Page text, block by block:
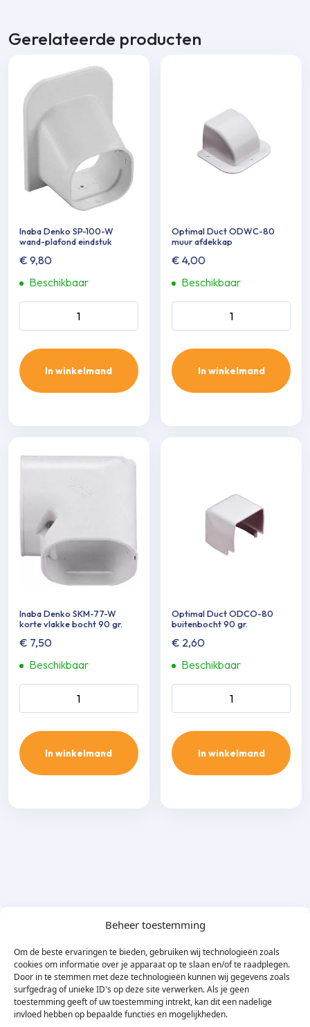
Beheer toestemming
Om de beste ervaringen te bieden, gebruiken wij technologieën zoals
cookies om informatie over je apparaat op te slaan en/of te raadplegen.
Door in te stemmen met deze technologieën kunnen wij gegevens zoals
surfgedrag of unieke ID's op deze site verwerken. Als je geen
toestemming geeft of uw toestemming intrekt, kan dit een nadelige
invloed hebben op bepaalde functies en mogelijkheden.
Gerelateerde producten
Inaba Denko SP-100-W
wand-plafond eindstuk
€ 9,80
Beschikbaar
In winkelmand
Optimal Duct ODWC-80
muur afdekkap
€ 4,00
Beschikbaar
In winkelmand
Inaba Denko SKM-77-W
korte vlakke bocht 90 gr.
€ 7,50
Beschikbaar
In winkelmand
Optimal Duct ODCO-80
buitenbocht 90 gr.
€ 2,60
Beschikbaar
In winkelmand
Omschrijving
Met de Inaba Denko SWC muurrozet kun je zeer gemakkelijk
en op een nette manier de leidinggoot door een muur of wand